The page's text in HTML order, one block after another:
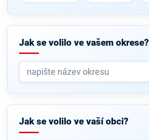
Jak se volilo ve vašem okrese?
Jak se volilo ve vaší obci?